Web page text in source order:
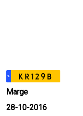
NL KR129B
Marge
28-10-2016